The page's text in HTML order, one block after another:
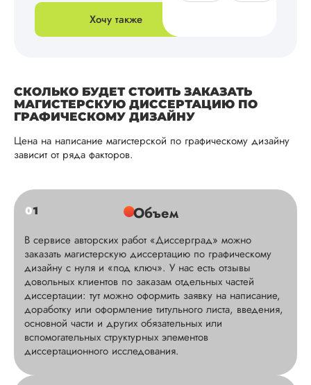
Хочу также
СКОЛЬКО БУДЕТ СТОИТЬ ЗАКАЗАТЬ
МАГИСТЕРСКУЮ ДИССЕРТАЦИЮ ПО
ГРАФИЧЕСКОМУ ДИЗАЙНУ
Цена на написание магистерской по графическому дизайну
зависит от ряда факторов.
01 Объем
В сервисе авторских работ «Диссерград» можно
заказать магистерскую диссертацию по графическому
дизайну с нуля и «под ключ». У нас есть отзывы
довольных клиентов по заказам отдельных частей
диссертации: тут можно оформить заявку на написание,
доработку или оформление титульного листа, введения,
основной части и других обязательных или
вспомогательных структурных элементов
диссертационного исследования.